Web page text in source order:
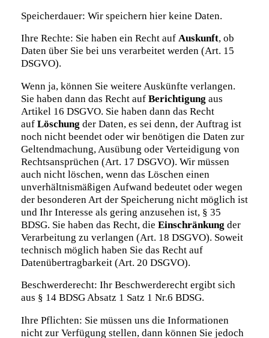
Speicherdauer: Wir speichern hier keine Daten.
Ihre Rechte: Sie haben ein Recht auf Auskunft, ob
Daten über Sie bei uns verarbeitet werden (Art. 15
DSGVO).
Wenn ja, können Sie weitere Auskünfte verlangen.
Sie haben dann das Recht auf Berichtigung aus
Artikel 16 DSGVO. Sie haben dann das Recht
auf Löschung der Daten, es sei denn, der Auftrag ist
noch nicht beendet oder wir benötigen die Daten zur
Geltendmachung, Ausübung oder Verteidigung von
Rechtsansprüchen (Art. 17 DSGVO). Wir müssen
auch nicht löschen, wenn das Löschen einen
unverhältnismäßigen Aufwand bedeutet oder wegen
der besonderen Art der Speicherung nicht möglich ist
und Ihr Interesse als gering anzusehen ist, § 35
BDSG. Sie haben das Recht, die Einschränkung der
Verarbeitung zu verlangen (Art. 18 DSGVO). Soweit
technisch möglich haben Sie das Recht auf
Datenübertragbarkeit (Art. 20 DSGVO).
Beschwerderecht: Ihr Beschwerderecht ergibt sich
aus § 14 BDSG Absatz 1 Satz 1 Nr.6 BDSG.
Ihre Pflichten: Sie müssen uns die Informationen
nicht zur Verfügung stellen, dann können Sie jedoch